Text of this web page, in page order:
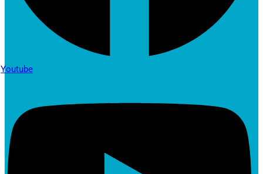
Youtube